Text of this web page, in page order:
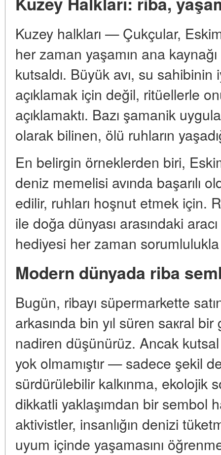
Kuzey halkları — Çukçular,
her zaman yaşamın ana
kutsaldı. Büyük avı, su sahibinin
açıklamak için değil, ritüellerle
açıklamaktı. Bazı şamanik
olarak bilinen, ölü ruhların
En belirgin örneklerden biri,
deniz memelisi avında başarılı
edilir, ruhları hoşnut etmek için.
ile doğa dünyası arasındaki
hediyesi her zaman sorumlulukla
Modern dünyada riba
Bugün, ribayı süpermarkette
arkasında bin yıl süren sакral
nadiren düşünürüz. Ancak
yok olmamıştır — sadece şekil
sürdürülebilir kalkınma, ekolojik
dikkatli yaklaşımdan bir sembol
aktivistler, insanlığın denizi
uyum içinde yaşamasını